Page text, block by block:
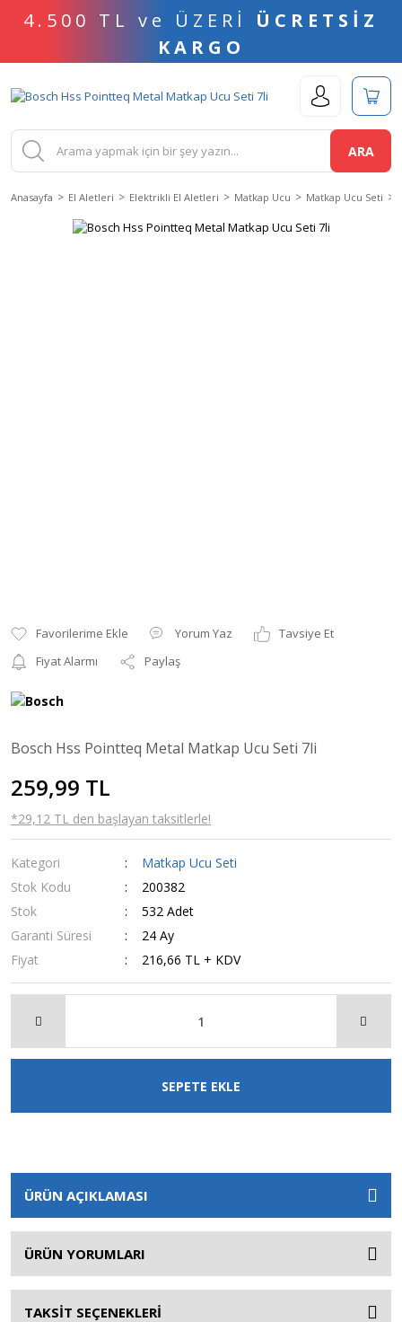
4.500 TL ve ÜZERİ ÜCRETSİZ
KARGO
ARA
Anasayfa El Aletleri Elektrikli El Aletleri Matkap Ucu Matkap Ucu Seti
Yorum Yaz
Tavsiye Et
Fiyat Alarmı
Paylaş
Bosch Hss Pointteq Metal Matkap Ucu Seti 7li
259,99 TL
*29,12 TL den başlayan taksitlerle!
Kategori
Matkap Ucu Seti
Stok Kodu
200382
Stok
532 Adet
Garanti Süresi
24 Ay
Fiyat
216,66 TL + KDV
SEPETE EKLE
ÜRÜN AÇIKLAMASI
ÜRÜN YORUMLARI
TAKSİT SEÇENEKLERİ